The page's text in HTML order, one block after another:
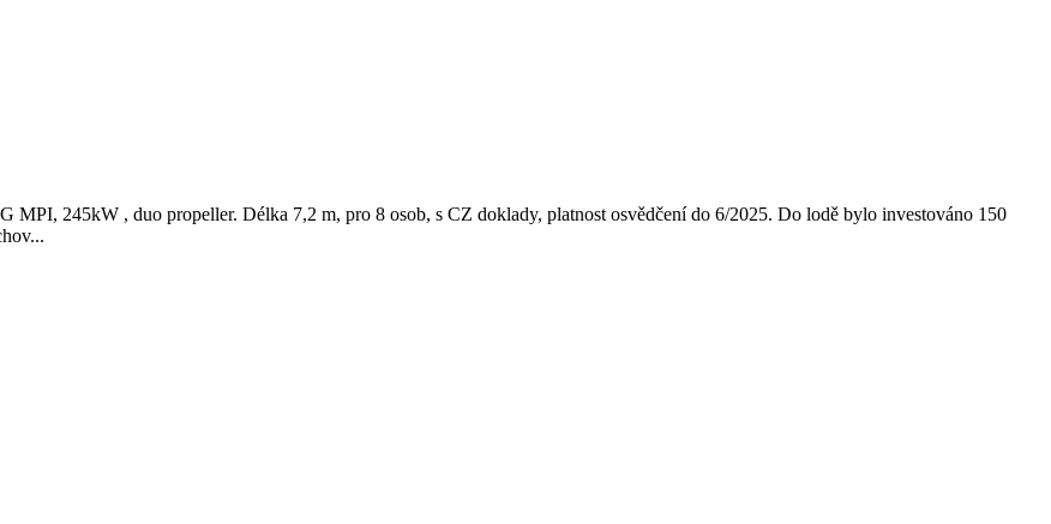
245kW , duo propeller. Délka 7,2 m, pro 8 osob, s CZ doklady, platnost osvědčení do 6/2025. Do lodě bylo investováno 150